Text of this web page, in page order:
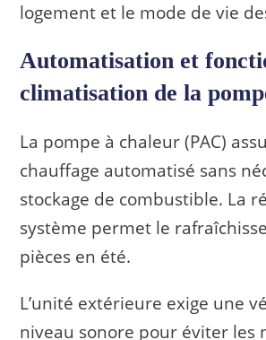
logement et le mode de vie
Automatisation et
climatisation de la
La pompe à chaleur (PAC)
chauffage automatisé sans
stockage de combustible. La
système permet le
pièces en été.
L’unité extérieure exige une
niveau sonore pour éviter les